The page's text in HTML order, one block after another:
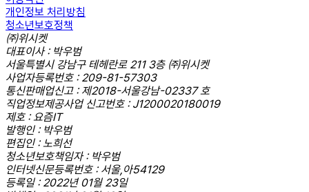
개인정보 처리방침
청소년보호정책
㈜위시켓
대표이사 : 박우범
서울특별시 강남구 테헤란로 211 3층 ㈜위시켓
사업자등록번호 : 209-81-57303
통신판매업신고 : 제2018-서울강남-02337 호
직업정보제공사업 신고번호 : J1200020180019
제호 : 요즘IT
발행인 : 박우범
편집인 : 노희선
청소년보호책임자 : 박우범
인터넷신문등록번호 : 서울,아54129
등록일 : 2022년 01월 23일